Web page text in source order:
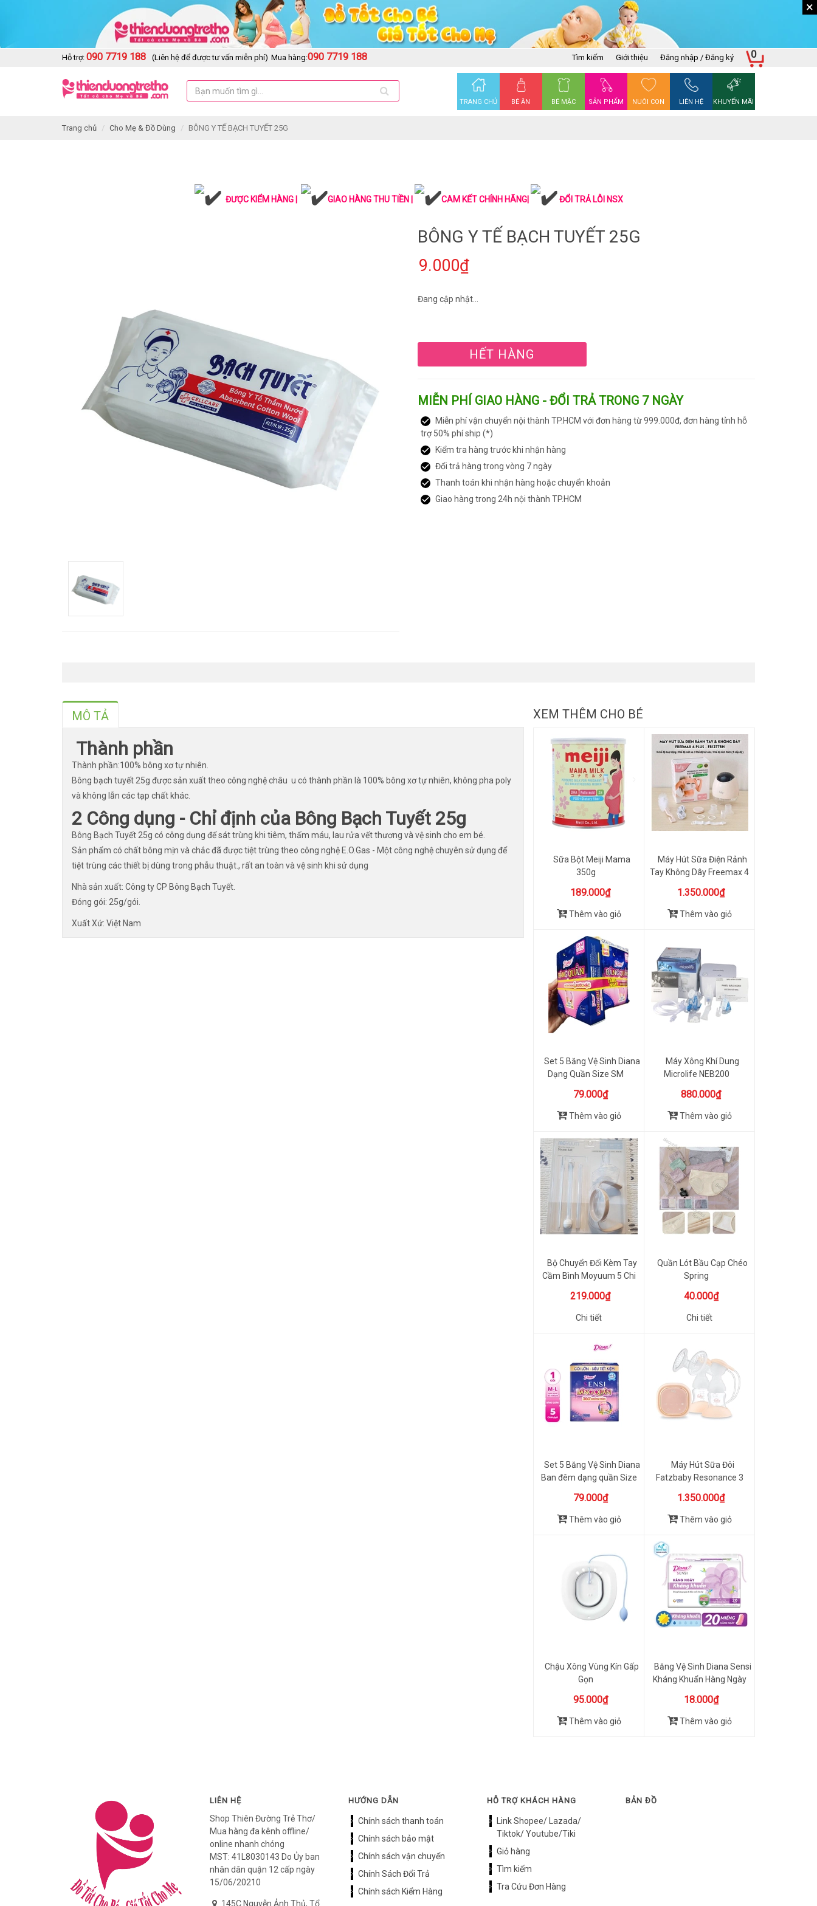
×
Hỗ trợ: 090 7719 188 (Liên hệ để được tư vấn miễn phí) Mua hàng:090 7719 188 Tìm kiếm Giới thiệu Đăng nhập / Đăng ký
TRANG CHỦ BÉ ĂN BÉ MẶC SẢN PHẨM NUÔI CON LIÊN HỆ KHUYẾN MÃI
0
Trang chủ Cho Mẹ & Đồ Dùng BÔNG Y TẾ BẠCH TUYẾT 25G
ĐƯỢC KIỂM HÀNG | GIAO HÀNG THU TIỀN | CAM KẾT CHÍNH HÃNG| ĐỔI TRẢ LỖI NSX
BÔNG Y TẾ BẠCH TUYẾT 25G
9.000₫
Đang cập nhật...
HẾT HÀNG
MIỄN PHÍ GIAO HÀNG - ĐỔI TRẢ TRONG 7 NGÀY
Miễn phí vận chuyển nội thành TP.HCM với đơn hàng từ 999.000đ, đơn hàng tỉnh hỗ
trợ 50% phí ship (*)
Kiểm tra hàng trước khi nhận hàng
Đổi trả hàng trong vòng 7 ngày
Thanh toán khi nhận hàng hoặc chuyển khoản
Giao hàng trong 24h nội thành TP.HCM
MÔ TẢ
Thành phần
Thành phần:100% bông xơ tự nhiên.
Bông bạch tuyết 25g được sản xuất theo công nghệ châu u có thành phần là 100% bông xơ tự nhiên, không pha poly
và không lẫn các tạp chất khác.
2 Công dụng - Chỉ định của Bông Bạch Tuyết 25g
Bông Bạch Tuyết 25g có công dụng để sát trùng khi tiêm, thấm máu, lau rửa vết thương và vệ sinh cho em bé.
Sản phẩm có chất bông mịn và chắc đã được tiệt trùng theo công nghệ E.O.Gas - Một công nghệ chuyên sử dụng để
tiệt trùng các thiết bị dùng trong phẫu thuật., rất an toàn và vệ sinh khi sử dụng
Nhà sản xuất: Công ty CP Bông Bạch Tuyết.
Đóng gói: 25g/gói.
Xuất Xứ: Việt Nam
XEM THÊM CHO BÉ
Sữa Bột Meiji Mama
350g
189.000₫
Thêm vào giỏ
Máy Hút Sữa Điện Rảnh
Tay Không Dây Freemax 4
1.350.000₫
Thêm vào giỏ
Set 5 Băng Vệ Sinh Diana
Dạng Quần Size SM
79.000₫
Thêm vào giỏ
Máy Xông Khí Dung
Microlife NEB200
880.000₫
Thêm vào giỏ
Bộ Chuyển Đổi Kèm Tay
Cầm Bình Moyuum 5 Chi
219.000₫
Chi tiết
Quần Lót Bầu Cạp Chéo
Spring
40.000₫
Chi tiết
Set 5 Băng Vệ Sinh Diana
Ban đêm dạng quần Size
79.000₫
Thêm vào giỏ
Máy Hút Sữa Đôi
Fatzbaby Resonance 3
1.350.000₫
Thêm vào giỏ
Chậu Xông Vùng Kín Gấp
Gọn
95.000₫
Thêm vào giỏ
Băng Vệ Sinh Diana Sensi
Kháng Khuẩn Hàng Ngày
18.000₫
Thêm vào giỏ
LIÊN HỆ
Shop Thiên Đường Trẻ Thơ/
Mua hàng đa kênh offline/
online nhanh chóng
MST: 41L8030143 Do Ủy ban
nhân dân quận 12 cấp ngày
15/06/20210
145C Nguyễn Ảnh Thủ, Tổ
HƯỚNG DẪN
Chính sách thanh toán
Chính sách bảo mật
Chính sách vận chuyển
Chính Sách Đổi Trả
Chính sách Kiểm Hàng
HỖ TRỢ KHÁCH HÀNG
Link Shopee/ Lazada/
Tiktok/ Youtube/Tiki
Giỏ hàng
Tìm kiếm
Tra Cứu Đơn Hàng
BẢN ĐỒ